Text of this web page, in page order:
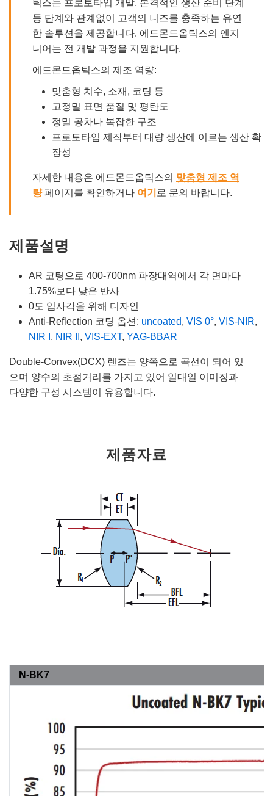
틱스는 프로토타입 개발, 본격적인 생산 준비 단계
등 단계와 관계없이 고객의 니즈를 충족하는 유연
한 솔루션을 제공합니다. 에드몬드옵틱스의 엔지
니어는 전 개발 과정을 지원합니다.
에드몬드옵틱스의 제조 역량:
맞춤형 치수, 소재, 코팅 등
고정밀 표면 품질 및 평탄도
정밀 공차나 복잡한 구조
프로토타입 제작부터 대량 생산에 이르는 생산 확
장성
자세한 내용은 에드몬드옵틱스의 맞춤형 제조 역
량페이지를 확인하거나 여기 로 문의 바랍니다.
제품설명
AR 코팅으로 400-700nm 파장대역에서 각 면마다
1.75%보다 낮은 반사
0도 입사각을 위해 디자인
Anti-Reflection 코팅 옵션: uncoated, VIS 0°, VIS-NIR,
NIR I , NIR II , VIS-EXT, YAG-BBAR
Double-Convex(DCX) 렌즈는 양쪽으로 곡선이 되어 있
으며 양수의 초점거리를 가지고 있어 일대일 이미징과
다양한 구성 시스템이 유용합니다.
제품자료
N-BK7